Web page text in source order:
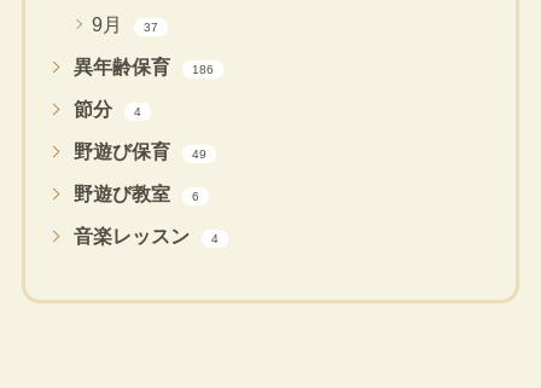
9月 37
異年齢保育 186
節分 4
野遊び保育 49
野遊び教室 6
音楽レッスン 4